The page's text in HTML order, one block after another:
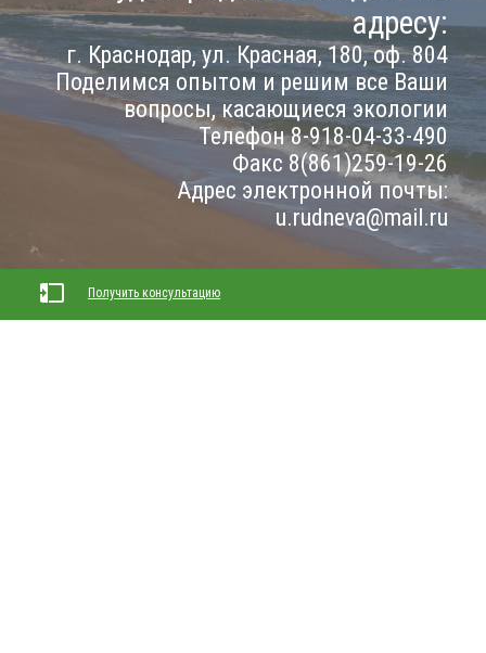
адресу:
г. Краснодар, ул. Красная, 180, оф. 804
Поделимся опытом и решим все Ваши
вопросы, касающиеся экологии
Телефон 8-918-04-33-490
Факс 8(861)259-19-26
Адрес электронной почты:
u.rudneva@mail.ru
Получить консультацию